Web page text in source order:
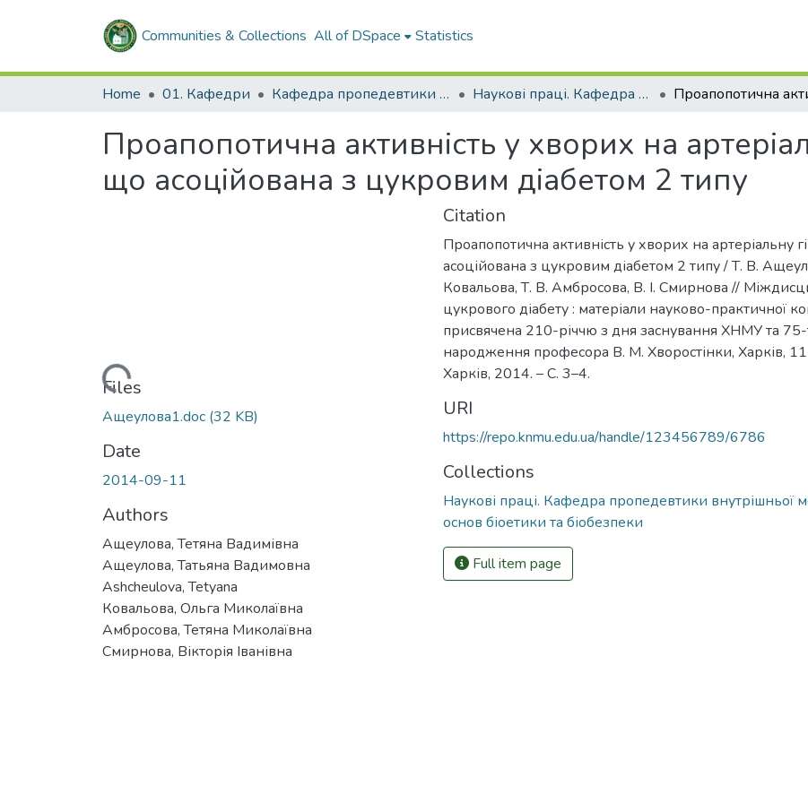
Communities & Collections All of DSpace Statistics
Home 01. Кафедри Кафедра пропедевтики внутрішньої медицини № 1, основ біоетики та біобезпеки Наукові праці. Кафедра пропедевтики внутрішньої медицини № 1, основ біоетики та біобезпеки
Проапопотична активність у хворих на
що асоційована з цукровим діабетом 2 типу
Loading...
Files
Ащеулова1.doc (32 KB)
Date
2014-09-11
Authors
Ащеулова, Тетяна Вадимівна
Ащеулова, Татьяна Вадимовна
Ashcheulova, Tetyana
Ковальова, Ольга Миколаївна
Амбросова, Тетяна Миколаївна
Смирнова, Вікторія Іванівна
Citation
Проапопотична активність у хворих на артеріальну
асоційована з цукровим діабетом 2 типу / Т. В.
Ковальова, Т. В. Амбросова, В. І. Смирнова //
цукрового діабету : матеріали науково-практичної
присвячена 210-річчю з дня заснування ХНМУ та
народження професора В. М. Хворостінки, Харків,
Харків, 2014. – С. 3–4.
URI
https://repo.knmu.edu.ua/handle/123456789/6786
Collections
Наукові праці. Кафедра пропедевтики
основ біоетики та біобезпеки
Full item page